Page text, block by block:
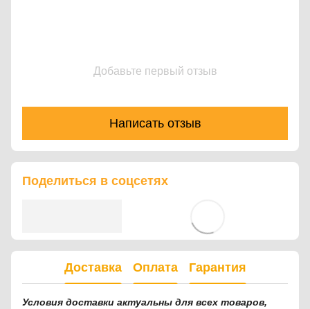
Добавьте первый отзыв
Написать отзыв
Поделиться в соцсетях
Доставка Оплата Гарантия
Условия доставки актуальны для всех товаров,